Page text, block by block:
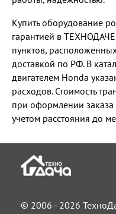
Купить оборудование
гарантией в
пунктов,
доставкой по РФ. В
двигателем Honda
расходов. Стоимость
при оформлении
учетом расстояния до
© 2006 - 2026